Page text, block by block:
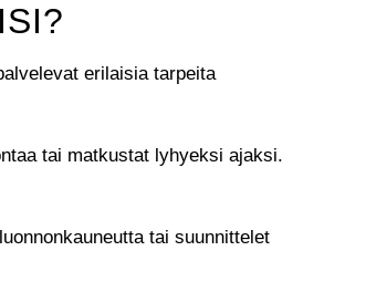
erilaisia tarpeita
tai matkustat lyhyeksi ajaksi.
tai suunnittelet